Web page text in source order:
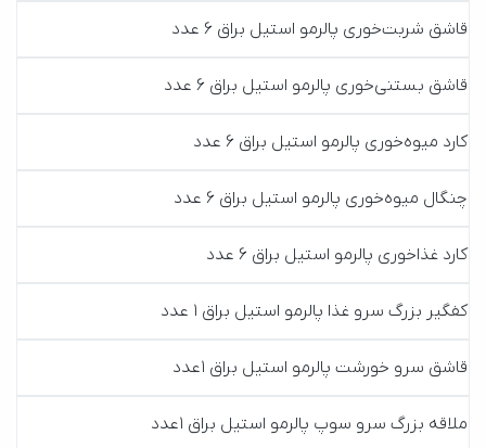
قاشق شربت‌خوری پالرمو استیل براق 6 عدد
قاشق بستنی‌خوری پالرمو استیل براق 6 عدد
کارد میوه‌خوری پالرمو استیل براق 6 عدد
چنگال میوه‌خوری پالرمو استیل براق 6 عدد
کارد غذاخوری پالرمو استیل براق 6 عدد
کفگیر بزرگ سرو غذا پالرمو استیل براق 1 عدد
قاشق سرو خورشت پالرمو استیل براق 1عدد
ملاقه بزرگ سرو سوپ پالرمو استیل براق 1عدد